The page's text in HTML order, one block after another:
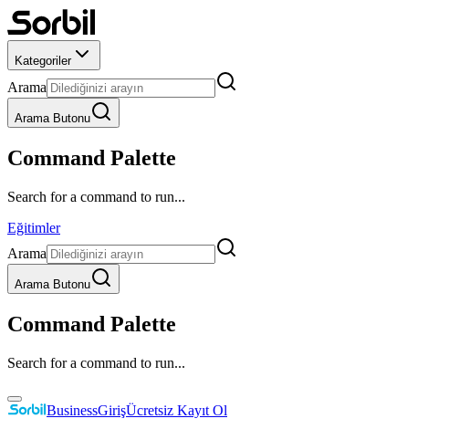
Kategoriler
Arama
Arama Butonu
Command Palette
Search for a command to run...
Eğitimler
Arama
Arama Butonu
Command Palette
Search for a command to run...
BusinessGirişÜcretsiz Kayıt Ol